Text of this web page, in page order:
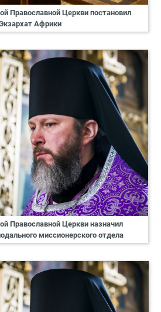
Православной Церкви постановил
Африки
Православной Церкви назначил
миссионерского отдела